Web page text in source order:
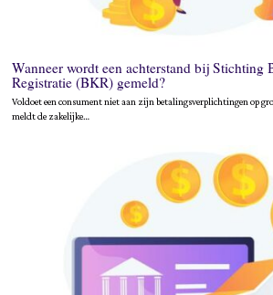
Wanneer wordt een achterstand bij Stichting
Registratie (BKR) gemeld?
Voldoet een consument niet aan zijn betalingsverplichtingen op
meldt de zakelijke…